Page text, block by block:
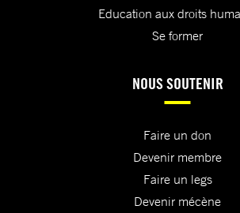
Education aux droits
Se former
NOUS SOUTENIR
Faire un don
Devenir membre
Faire un legs
Devenir mécène